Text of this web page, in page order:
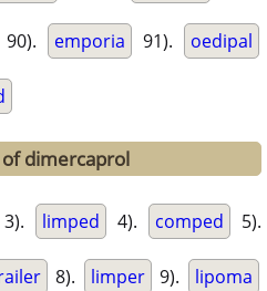
90). emporia 91). oedipal
dimercaprol
3). limped 4). comped 5).
8). limper 9). lipoma